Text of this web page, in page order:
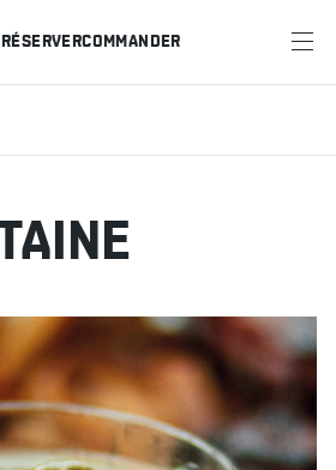
RÉSERVERCOMMANDER
SPORTS
RÉSERVER